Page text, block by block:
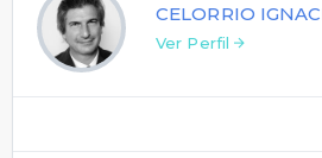
CELORRIO
Ver Perfil